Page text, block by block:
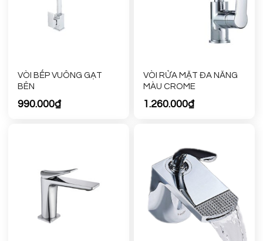
VÒI BẾP VUÔNG GẠT
BÊN
990.000₫
VÒI RỬA MẶT ĐA NĂNG
MÀU CROME
1.260.000₫